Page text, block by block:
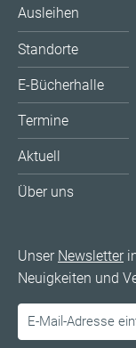
Ausleihen
Standorte
E-Bücherhalle
Termine
Aktuell
Über uns
Unser Newsletter
Neuigkeiten und